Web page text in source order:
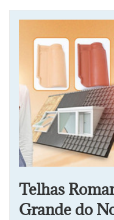
Telhas
Grande do